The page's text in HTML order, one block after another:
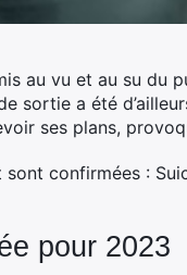
au vu et au su du
sortie a été
ses plans,
confirmées :
pour 2023